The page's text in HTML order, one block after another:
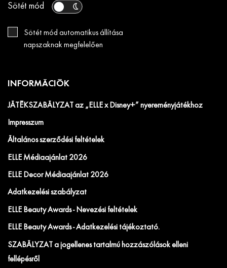
Sötét mód
Sötét mód automatikus állítása
napszaknak megfelelően
INFORMÁCIÓK
JÁTÉKSZABÁLYZAT az „ELLE x Disney+” nyereményjátékhoz
Impresszum
Általános szerződési feltételek
ELLE Médiaajánlat 2026
ELLE Decor Médiaajánlat 2026
Adatkezelési szabályzat
ELLE Beauty Awards - Nevezési feltételek
ELLE Beauty Awards - Adatkezelési tájékoztató.
SZABÁLYZAT a jogellenes tartalmú hozzászólások elleni
fellépésről